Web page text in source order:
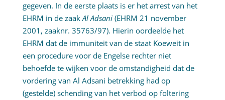
gegeven. In de eerste plaats is er het arrest van het
EHRM in de zaakAl Adsani(EHRM 21 november
2001, zaaknr. 35763/97). Hierin oordeelde het
EHRM dat de immuniteit van de staat Koeweit in
een procedure voor de Engelse rechter niet
behoefde te wijken voor de omstandigheid dat de
vordering van Al Adsani betrekking had op
(gestelde) schending van het verbod op foltering